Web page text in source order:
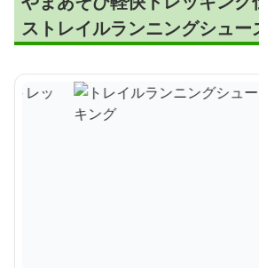
ストレイルランニングシュー